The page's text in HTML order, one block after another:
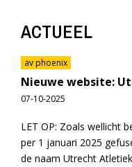
ACTUEEL
av phoenix
Nieuwe website:
07-10-2025
LET OP: Zoals wellicht
per 1 januari 2025
de naam Utrecht